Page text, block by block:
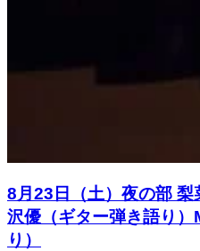
8月23日（土）夜の部
沢優（ギター弾き語り
り）